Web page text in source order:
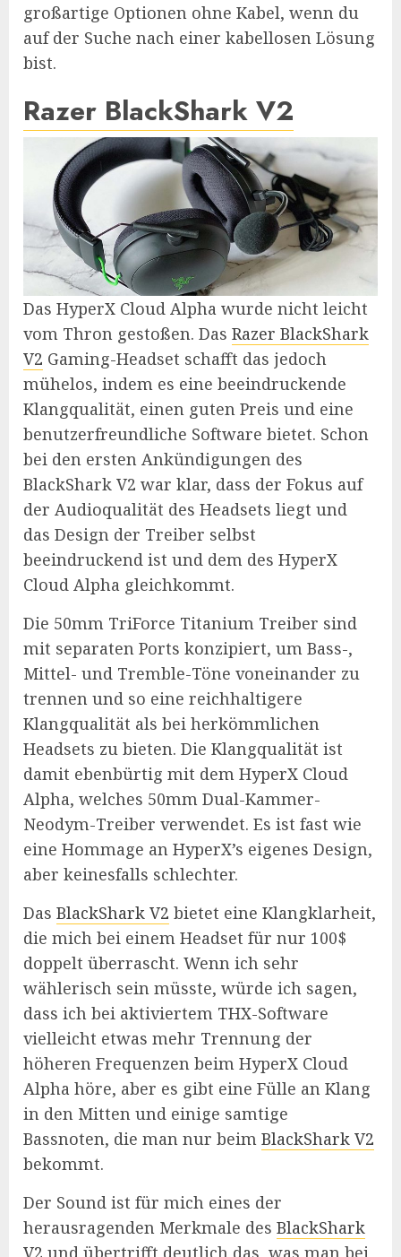
großartige Optionen ohne Kabel, wenn du
auf der Suche nach einer kabellosen Lösung
bist.
Razer BlackShark V2
Das HyperX Cloud Alpha wurde nicht leicht
vom Thron gestoßen. Das Razer BlackShark
V2 Gaming-Headset schafft das jedoch
mühelos, indem es eine beeindruckende
Klangqualität, einen guten Preis und eine
benutzerfreundliche Software bietet. Schon
bei den ersten Ankündigungen des
BlackShark V2 war klar, dass der Fokus auf
der Audioqualität des Headsets liegt und
das Design der Treiber selbst
beeindruckend ist und dem des HyperX
Cloud Alpha gleichkommt.
Die 50mm TriForce Titanium Treiber sind
mit separaten Ports konzipiert, um Bass-,
Mittel- und Tremble-Töne voneinander zu
trennen und so eine reichhaltigere
Klangqualität als bei herkömmlichen
Headsets zu bieten. Die Klangqualität ist
damit ebenbürtig mit dem HyperX Cloud
Alpha, welches 50mm Dual-Kammer-
Neodym-Treiber verwendet. Es ist fast wie
eine Hommage an HyperX’s eigenes Design,
aber keinesfalls schlechter.
Das BlackShark V2 bietet eine Klangklarheit,
die mich bei einem Headset für nur 100$
doppelt überrascht. Wenn ich sehr
wählerisch sein müsste, würde ich sagen,
dass ich bei aktiviertem THX-Software
vielleicht etwas mehr Trennung der
höheren Frequenzen beim HyperX Cloud
Alpha höre, aber es gibt eine Fülle an Klang
in den Mitten und einige samtige
Bassnoten, die man nur beim BlackShark V2
bekommt.
Der Sound ist für mich eines der
herausragenden Merkmale des BlackShark
V2 und übertrifft deutlich das, was man bei